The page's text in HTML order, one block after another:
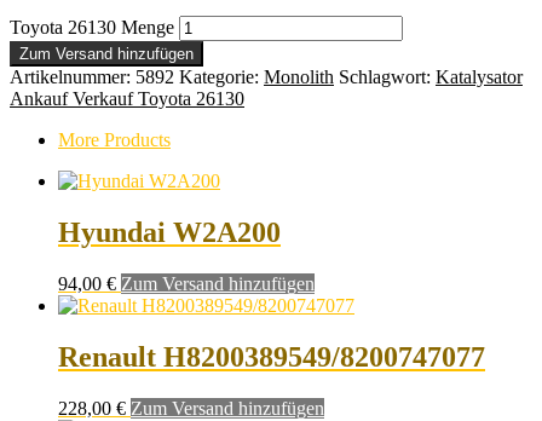
Toyota 26130 Menge
Zum Versand hinzufügen
Artikelnummer: 5892 Kategorie: Monolith Schlagwort: Katalysator
Ankauf Verkauf Toyota 26130
More Products
Hyundai W2A200
94,00 € Zum Versand hinzufügen
Renault H8200389549/8200747077
228,00 € Zum Versand hinzufügen